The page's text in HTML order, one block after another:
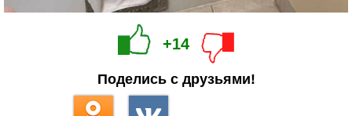
+14
Поделись с друзьями!